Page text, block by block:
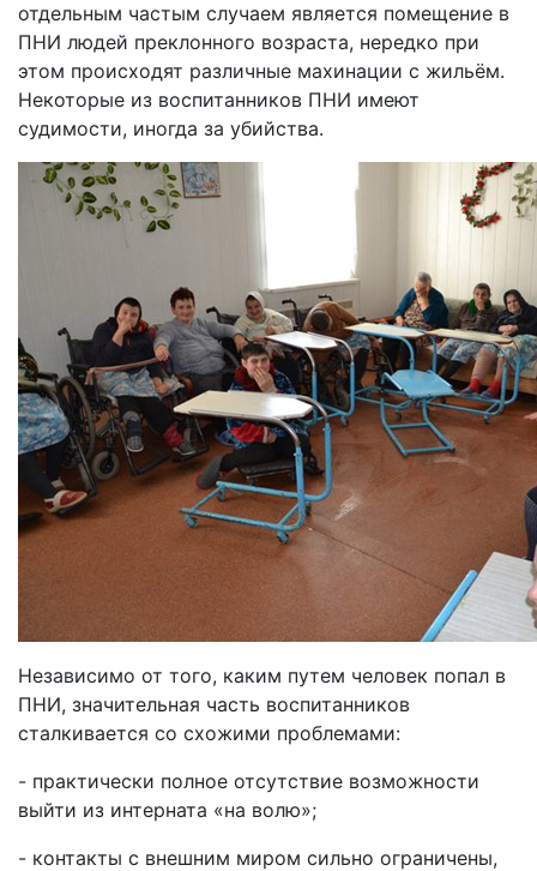
отдельным частым случаем является помещение в
ПНИ людей преклонного возраста, нередко при
этом происходят различные махинации с жильём.
Некоторые из воспитанников ПНИ имеют
судимости, иногда за убийства.
Независимо от того, каким путем человек попал в
ПНИ, значительная часть воспитанников
сталкивается со схожими проблемами:
- практически полное отсутствие возможности
выйти из интерната «на волю»;
- контакты с внешним миром сильно ограничены,